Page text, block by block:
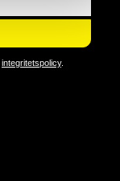
integritetspolicy.